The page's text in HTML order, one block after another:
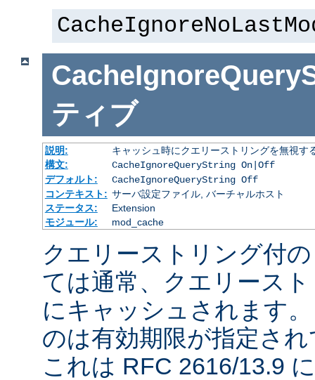
ティブ
説明:
キャッシュ時にクエリーストリングを無視す
構文:
CacheIgnoreQueryString On|Off
デフォルト:
CacheIgnoreQueryString Off
コンテキスト: サーバ設定ファイル, バーチャルホスト
ステータス:
Extension
モジュール:
mod_cache
クエリーストリング付
ては通常、クエリース
にキャッシュされます
のは有効期限が指定さ
これは RFC 2616/13.9